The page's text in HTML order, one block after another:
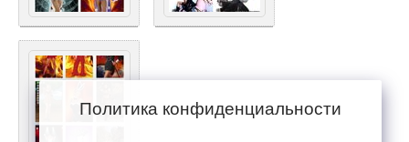
Политика конфиденциальности